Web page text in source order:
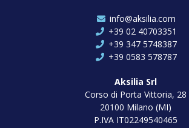
info@aksilia.com
+39 02 40703351
+39 347 5748387
+39 0583 578787
Aksilia Srl
Corso di Porta Vittoria, 28
20100 Milano (MI)
P.IVA IT02249540465